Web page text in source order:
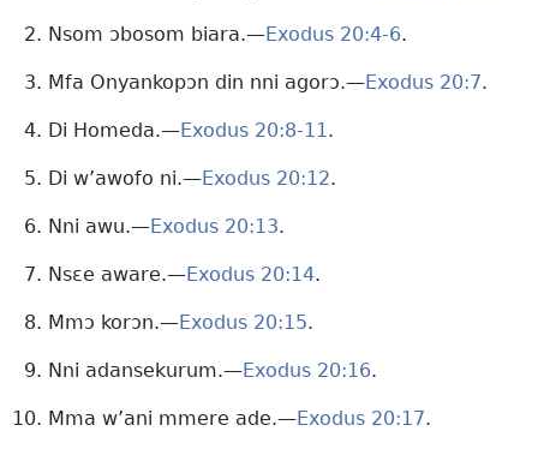
Nsom ɔbosom biara.—Exodus 20:4-6.
Mfa Onyankopɔn din nni agorɔ.—Exodus 20:7.
Di Homeda.—Exodus 20:8-11.
Di w’awofo ni.—Exodus 20:12.
Nni awu.—Exodus 20:13.
Nsɛe aware.—Exodus 20:14.
Mmɔ korɔn.—Exodus 20:15.
Nni adansekurum.—Exodus 20:16.
Mma w’ani mmere ade.—Exodus 20:17.